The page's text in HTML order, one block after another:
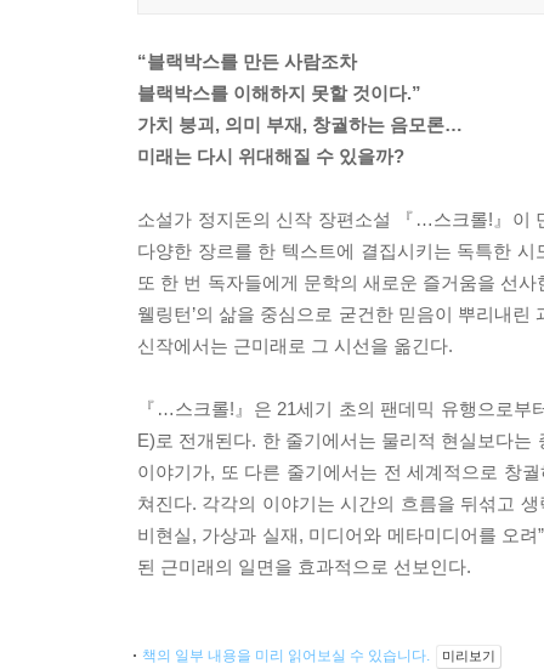
“블랙박스를 만든 사람조차
블랙박스를 이해하지 못할 것이다.”
가치 붕괴, 의미 부재, 창궐하는 음모론…
미래는 다시 위대해질 수 있을까?
소설가 정지돈의 신작 장편소설 『…스크롤!』이
다양한 장르를 한 텍스트에 결집시키는 독특한
또 한 번 독자들에게 문학의 새로운 즐거움을 선
웰링턴’의 삶을 중심으로 굳건한 믿음이 뿌리내
신작에서는 근미래로 그 시선을 옮긴다.
『…스크롤!』은 21세기 초의 팬데믹 유행으로
E)로 전개된다. 한 줄기에서는 물리적 현실보다는
이야기가, 또 다른 줄기에서는 전 세계적으로 창
쳐진다. 각각의 이야기는 시간의 흐름을 뒤섞고
비현실, 가상과 실재, 미디어와 메타미디어를 오
된 근미래의 일면을 효과적으로 선보인다.
책의 일부 내용을 미리 읽어보실 수 있습니다. 미리보기